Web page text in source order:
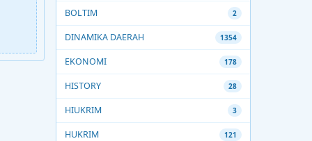
BOLTIM 2
DINAMIKA DAERAH 1354
EKONOMI 178
HISTORY 28
HIUKRIM 3
HUKRIM 121